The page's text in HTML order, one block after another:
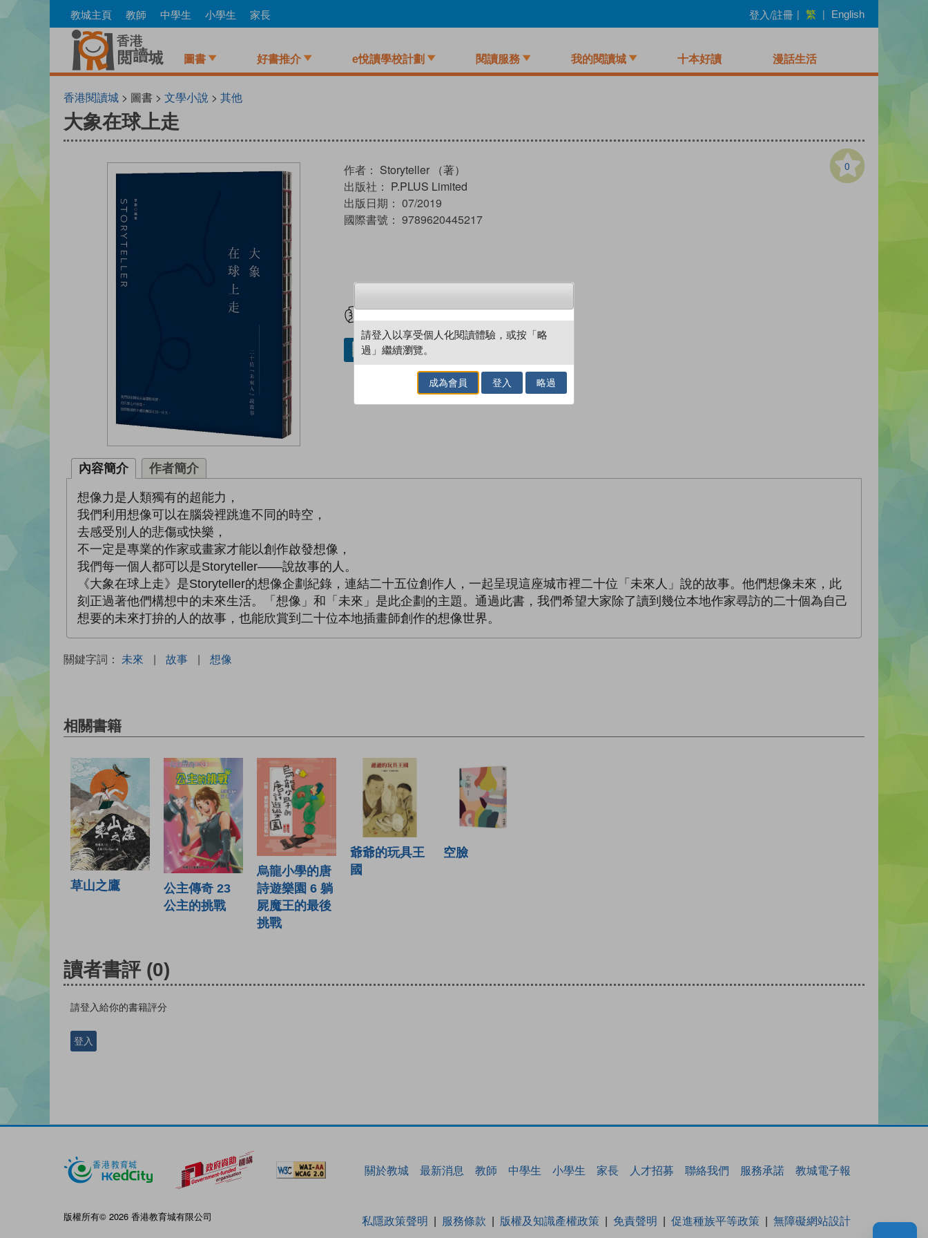
to
教城主頁 教師 中學生 小學生 家長 登入/註冊 | 繁 | English
圖書 好書推介 e悅讀學校計劃 閱讀服務 我的閱讀城 十本好讀 漫話生活
香港閱讀城 > 圖書 > 文學小說 > 其他
大象在球上走
0
作者： Storyteller （著）
出版社： P.PLUS Limited
出版日期： 07/2019
國際書號： 9789620445217
借閱實體書
內容簡介 作者簡介
想像力是人類獨有的超能力，
我們利用想像可以在腦袋裡跳進不同的時空，
去感受別人的悲傷或快樂，
不一定是專業的作家或畫家才能以創作啟發想像，
我們每一個人都可以是Storyteller——說故事的人。
《大象在球上走》是Storyteller的想像企劃紀錄，連結二十五位創作人，一起呈現這座城市裡二十位「未來人」說的故事。他們想像未來，此
刻正過著他們構想中的未來生活。「想像」和「未來」是此企劃的主題。通過此書，我們希望大家除了讀到幾位本地作家尋訪的二十個為自己
想要的未來打拚的人的故事，也能欣賞到二十位本地插畫師創作的想像世界。
關鍵字詞： 未來 | 故事 | 想像
相關書籍
草山之鷹
公主傳奇 23
公主的挑戰
烏龍小學的唐
詩遊樂園 6 躺
屍魔王的最後
挑戰
爺爺的玩具王
國
空臉
讀者書評 (0)
請登入給你的書籍評分
登入
關於教城 最新消息 教師 中學生 小學生 家長 人才招募 聯絡我們 服務承諾 教城電子報
版權所有© 2026 香港教育城有限公司 私隱政策聲明 服務條款 版權及知識產權政策 免責聲明 促進種族平等政策 無障礙網站設計
請登入以享受個人化閱讀體驗，或按「略
過」繼續瀏覽。
成為會員 登入 略過